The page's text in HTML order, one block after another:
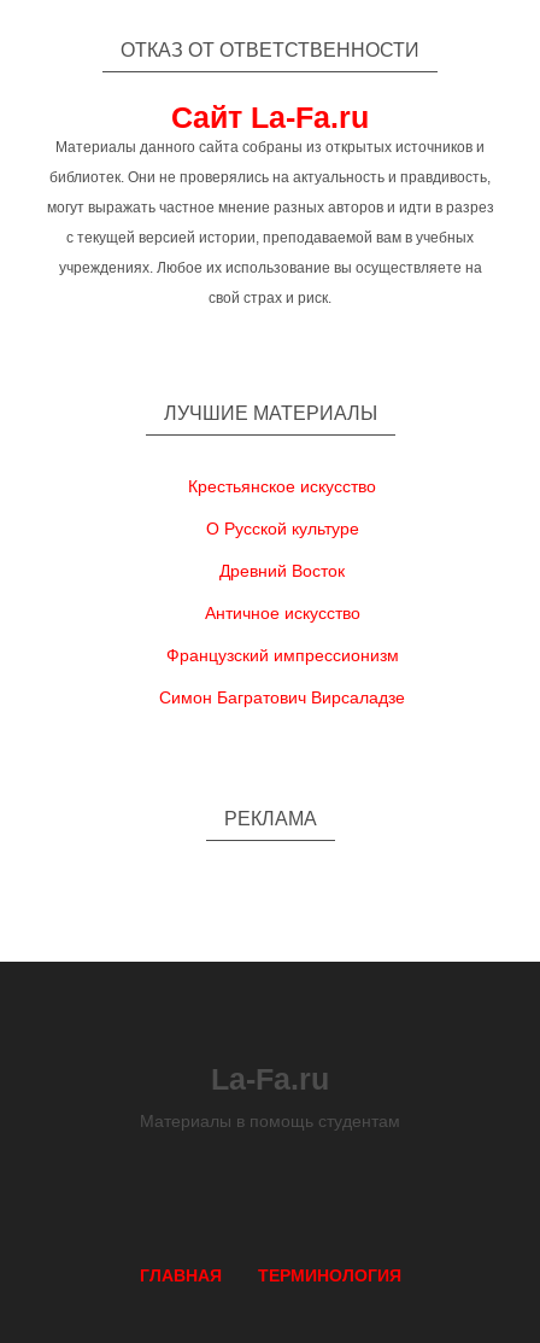
ОТКАЗ ОТ ОТВЕТСТВЕННОСТИ
Сайт La-Fa.ru
Материалы данного сайта собраны из открытых источников и
библиотек. Они не проверялись на актуальность и правдивость,
могут выражать частное мнение разных авторов и идти в разрез
с текущей версией истории, преподаваемой вам в учебных
учреждениях. Любое их использование вы осуществляете на
свой страх и риск.
ЛУЧШИЕ МАТЕРИАЛЫ
Крестьянское искусство
О Русской культуре
Древний Восток
Античное искусство
Французский импрессионизм
Симон Багратович Вирсаладзе
РЕКЛАМА
La-Fa.ru
Материалы в помощь студентам
ГЛАВНАЯ ТЕРМИНОЛОГИЯ